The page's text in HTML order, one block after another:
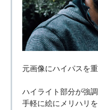
元画像にハイパスを
ハイライト部分が強
手軽に絵にメリハリ